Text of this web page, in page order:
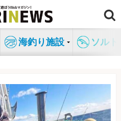
海釣り施設 ソル